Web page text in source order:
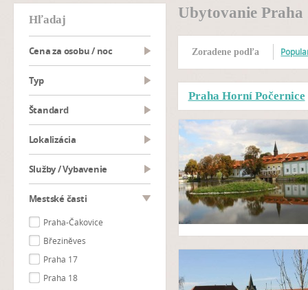
hľadaj
Cena za osobu / noc
typ
Štandard
Lokalizácia
Služby / Vybavenie
Mestské časti
Praha-Čakovice
Březiněves
Praha 17
Praha 18
Ubytovanie Praha
Zoradene podľa
Praha Horní Počernice